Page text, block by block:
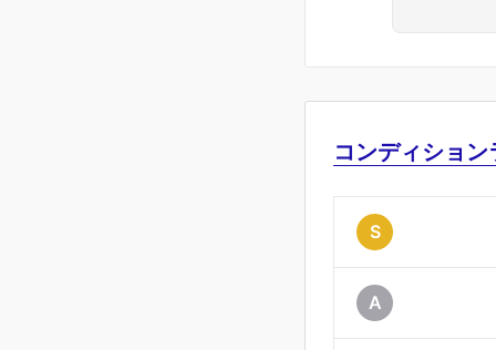
4-2G10
コンディション
S
A